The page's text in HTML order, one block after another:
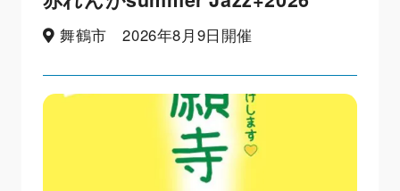
舞鶴市 2026年8月9日開催